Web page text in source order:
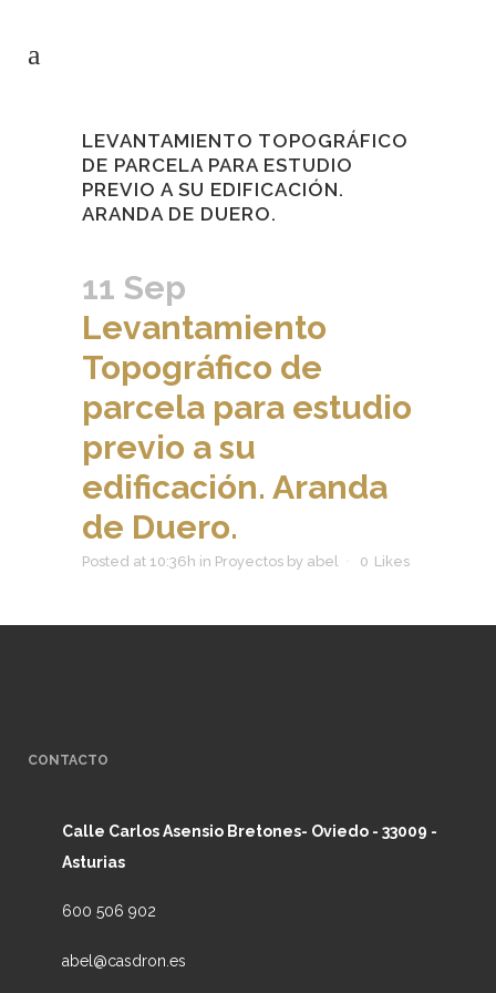
LEVANTAMIENTO TOPOGRÁFICO
DE PARCELA PARA ESTUDIO
PREVIO A SU EDIFICACIÓN.
ARANDA DE DUERO.
11 Sep
Levantamiento
Topográfico de
parcela para estudio
previo a su
edificación. Aranda
de Duero.
Posted at 10:36h in Proyectos by abel 0 Likes
CONTACTO
Calle Carlos Asensio Bretones- Oviedo - 33009 -
Asturias
600 506 902
abel@casdron.es